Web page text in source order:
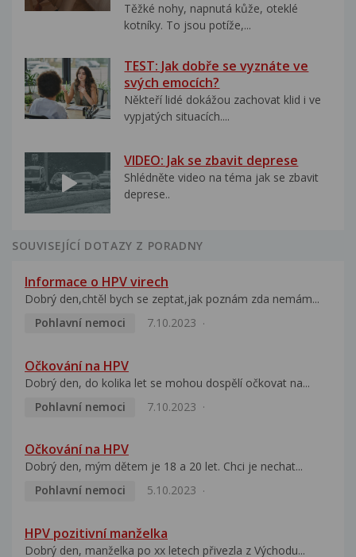
Těžké nohy, napnutá kůže, oteklé
kotníky. To jsou potíže,...
TEST: Jak dobře se vyznáte ve
svých emocích?
Někteří lidé dokážou zachovat klid i ve
vypjatých situacích....
VIDEO: Jak se zbavit deprese
Shlédněte video na téma jak se zbavit
deprese..
SOUVISEJÍCÍ DOTAZY Z PORADNY
Informace o HPV virech
Dobrý den,chtěl bych se zeptat,jak poznám zda nemám...
Pohlavní nemoci
7.10.2023
Očkování na HPV
Dobrý den, do kolika let se mohou dospělí očkovat na...
Pohlavní nemoci
7.10.2023
Očkování na HPV
Dobrý den, mým dětem je 18 a 20 let. Chci je nechat...
Pohlavní nemoci
5.10.2023
HPV pozitivní manželka
Dobrý den, manželka po xx letech přivezla z Východu...